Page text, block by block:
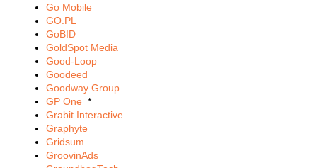
Go Mobile
GO.PL
GoBID
GoldSpot Media
Good-Loop
Goodeed
Goodway Group
GP One *
Grabit Interactive
Graphyte
Gridsum
GroovinAds